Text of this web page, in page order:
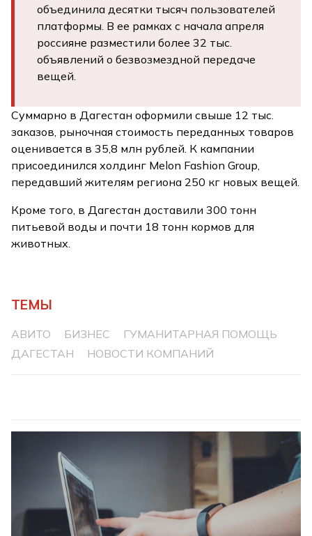
объединила десятки тысяч пользователей
платформы. В ее рамках с начала апреля
россияне разместили более 32 тыс.
объявлений о безвозмездной передаче
вещей.
Суммарно в Дагестан оформили свыше 12 тыс.
заказов, рыночная стоимость переданных товаров
оценивается в 35,8 млн рублей. К кампании
присоединился холдинг Melon Fashion Group,
передавший жителям региона 250 кг новых вещей.
Кроме того, в Дагестан доставили 300 тонн
питьевой воды и почти 18 тонн кормов для
животных.
ТЕМЫ
АВИТО БИЗНЕС
ГУМАНИТАРНАЯ ПОМОЩЬ
ДАГЕСТАН
НОВОСТИ КОМПАНИЙ